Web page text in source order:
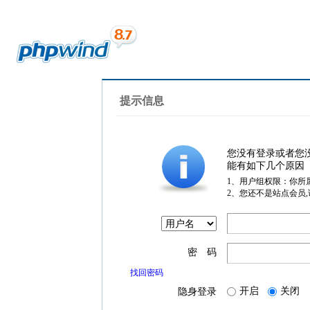
提示信息
您没有登录或者您
能有如下几个原因
1、用户组权限：你所
2、您还不是站点会员
密 码
找回密码
隐身登录 开启 关闭